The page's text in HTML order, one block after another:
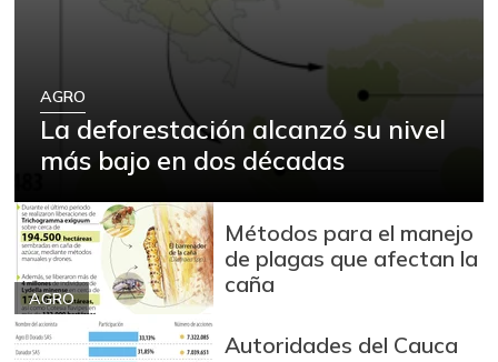
AGRO
La deforestación alcanzó su nivel
más bajo en dos décadas
AGRO
Métodos para el manejo
de plagas que afectan la
caña
Autoridades del Cauca